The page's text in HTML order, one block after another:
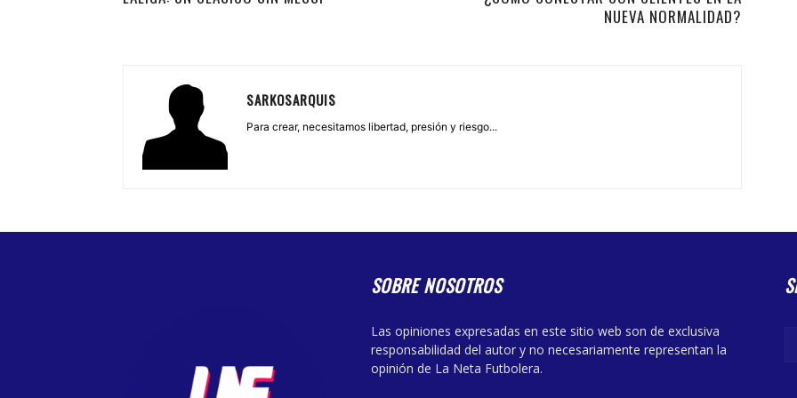
NUEVA NORMALIDAD?
SARKOSARQUIS
Para crear, necesitamos libertad, presión y riesgo...
SOBRE NOSOTROS
Las opiniones expresadas en este sitio web son de exclusiva
responsabilidad del autor y no necesariamente representan la
opinión de La Neta Futbolera.